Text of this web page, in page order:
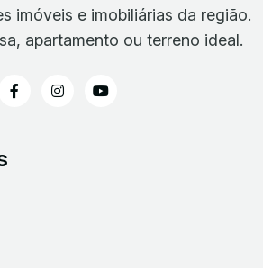
imóveis e imobiliárias da região.
apartamento ou terreno ideal.